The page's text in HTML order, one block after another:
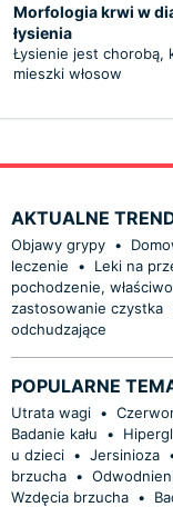
Morfologia krwi w
łysienia
Łysienie jest chorobą,
mieszki włosow
AKTUALNE
Objawy grypy •
leczenie
• Leki na
pochodzenie,
zastosowanie czystka
odchudzające
POPULARNE
Utrata wagi •
Badanie kału
•
u dzieci • Jersinioza
brzucha •
Wzdęcia brzucha •